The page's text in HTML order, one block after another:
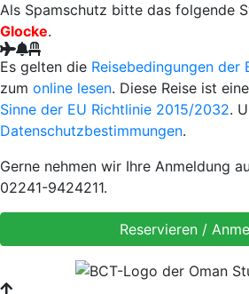
Als Spamschutz bitte das folgende
Glocke.
Es gelten die Reisebedingungen der
zum online lesen. Diese Reise ist eine
Sinne der EU Richtlinie 2015/2032.
Datenschutzbestimmungen.
Gerne nehmen wir Ihre Anmeldung
02241-9424211.